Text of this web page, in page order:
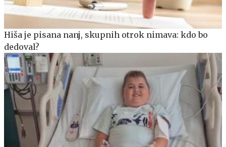
Hiša je pisana nanj, skupnih otrok nimava: kdo bo
dedoval?